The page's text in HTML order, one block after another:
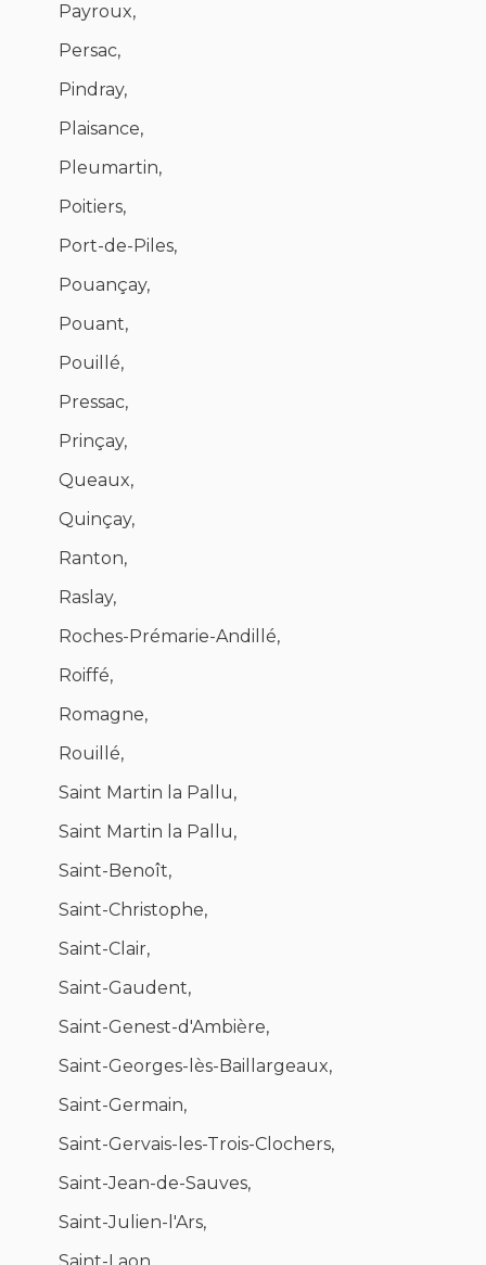
Payroux,
Persac,
Pindray,
Plaisance,
Pleumartin,
Poitiers,
Port-de-Piles,
Pouançay,
Pouant,
Pouillé,
Pressac,
Prinçay,
Queaux,
Quinçay,
Ranton,
Raslay,
Roches-Prémarie-Andillé,
Roiffé,
Romagne,
Rouillé,
Saint Martin la Pallu,
Saint Martin la Pallu,
Saint-Benoît,
Saint-Christophe,
Saint-Clair,
Saint-Gaudent,
Saint-Genest-d'Ambière,
Saint-Georges-lès-Baillargeaux,
Saint-Germain,
Saint-Gervais-les-Trois-Clochers,
Saint-Jean-de-Sauves,
Saint-Julien-l'Ars,